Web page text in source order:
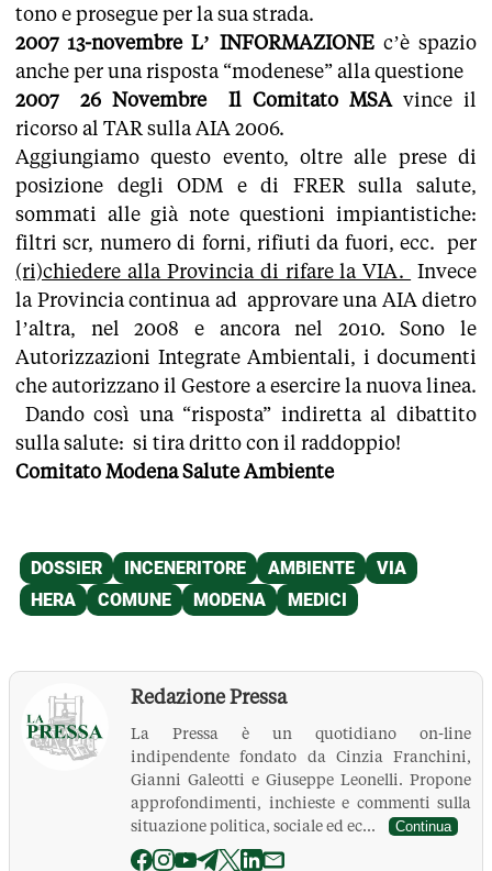
tono e prosegue per la sua strada.
2007 13-novembre L’ INFORMAZIONEc’è spazio
anche per una risposta “modenese” alla questione
2007 26 Novembre Il Comitato MSA vince il
ricorso al TAR sulla AIA 2006.
Aggiungiamo questo evento, oltre alle prese di
posizione degli ODM e di FRER sulla salute,
sommati alle già note questioni impiantistiche:
filtri scr, numero di forni, rifiuti da fuori, ecc. per
(ri)chiedere alla Provincia di rifare la VIA.
Invece
la Provincia continua ad approvare una AIA dietro
l’altra, nel 2008 e ancora nel 2010. Sono le
Autorizzazioni Integrate Ambientali, i documenti
che autorizzano il Gestore a esercire la nuova linea.
Dando così una “risposta” indiretta al dibattito
sulla salute: si tira dritto con il raddoppio!
Comitato Modena Salute Ambiente
Redazione Pressa
La Pressa è un quotidiano on-line
indipendente fondato da Cinzia Franchini,
Gianni Galeotti e Giuseppe Leonelli. Propone
approfondimenti, inchieste e commenti sulla
situazione politica, sociale ed ec...
Continua